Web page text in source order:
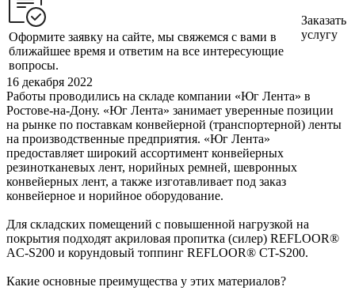
Оформите заявку на сайте, мы свяжемся с вами в
ближайшее время и ответим на все интересующие
вопросы.
Заказать
услугу
16 декабря 2022
Работы проводились на складе компании «Юг Лента» в
Ростове-на-Дону. «Юг Лента» занимает уверенные позиции
на рынке по поставкам конвейерной (транспортерной) ленты
на производственные предприятия. «Юг Лента»
предоставляет широкий ассортимент конвейерных
резинотканевых лент, норийных ремней, шевронных
конвейерных лент, а также изготавливает под заказ
конвейерное и норийное оборудование.
Для складских помещений с повышенной нагрузкой на
покрытия подходят акриловая пропитка (силер) REFLOOR®
AC-S200 и корундовый топпинг REFLOOR® CT-S200.
Какие основные преимущества у этих материалов?